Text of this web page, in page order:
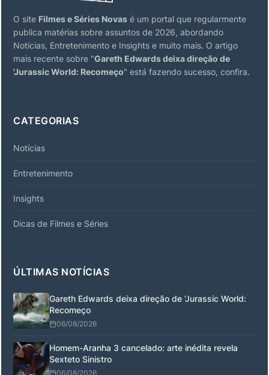
O site Filmes e Séries Novas é um portal que regularmente
publica matérias sobre assuntos de 2026, abordando
Notícias, Entretenimento e Insights e muito mais. O artigo
mais recente sobre "Gareth Edwards deixa direção de
'Jurassic World: Recomeço" está fazendo sucesso, confira.
CATEGORIAS
Notícias
Entretenimento
Insights
Dicas de Filmes e Séries
ÚLTIMAS NOTÍCIAS
Gareth Edwards deixa direção de ‘Jurassic World:
Recomeço
06/08/2026
Homem-Aranha 3 cancelado: arte inédita revela
Sexteto Sinistro
06/08/2026